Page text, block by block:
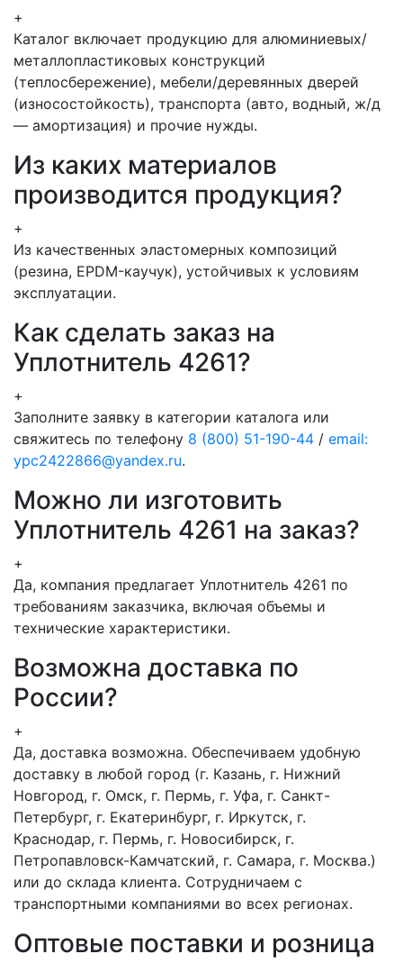
+
Каталог включает продукцию для алюминиевых/
металлопластиковых конструкций
(теплосбережение), мебели/деревянных дверей
(износостойкость), транспорта (авто, водный, ж/д
— амортизация) и прочие нужды.
Из каких материалов
производится продукция?
+
Из качественных эластомерных композиций
(резина, EPDM-каучук), устойчивых к условиям
эксплуатации.
Как сделать заказ на
Уплотнитель 4261?
+
Заполните заявку в категории каталога или
свяжитесь по телефону 8 (800) 51-190-44 / email:
ypc2422866@yandex.ru.
Можно ли изготовить
Уплотнитель 4261 на заказ?
+
Да, компания предлагает Уплотнитель 4261 по
требованиям заказчика, включая объемы и
технические характеристики.
Возможна доставка по
России?
+
Да, доставка возможна. Обеспечиваем удобную
доставку в любой город (г. Казань, г. Нижний
Новгород, г. Омск, г. Пермь, г. Уфа, г. Санкт-
Петербург, г. Екатеринбург, г. Иркутск, г.
Краснодар, г. Пермь, г. Новосибирск, г.
Петропавловск-Камчатский, г. Самара, г. Москва.)
или до склада клиента. Сотрудничаем с
транспортными компаниями во всех регионах.
Оптовые поставки и розница